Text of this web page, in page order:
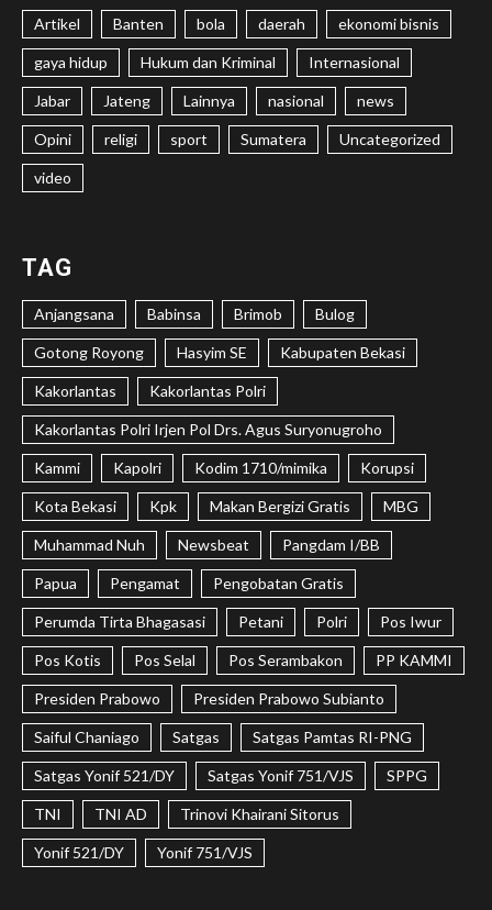
Artikel Banten bola daerah ekonomi bisnis
gaya hidup Hukum dan Kriminal Internasional
Jabar Jateng Lainnya nasional news
Opini religi sport Sumatera Uncategorized
video
TAG
Anjangsana Babinsa Brimob Bulog
Gotong Royong Hasyim SE Kabupaten Bekasi
Kakorlantas Kakorlantas Polri
Kakorlantas Polri Irjen Pol Drs. Agus Suryonugroho
Kammi Kapolri Kodim 1710/mimika Korupsi
Kota Bekasi Kpk Makan Bergizi Gratis MBG
Muhammad Nuh Newsbeat Pangdam I/BB
Papua Pengamat Pengobatan Gratis
Perumda Tirta Bhagasasi Petani Polri Pos Iwur
Pos Kotis Pos Selal Pos Serambakon PP KAMMI
Presiden Prabowo Presiden Prabowo Subianto
Saiful Chaniago Satgas Satgas Pamtas RI-PNG
Satgas Yonif 521/DY Satgas Yonif 751/VJS SPPG
TNI TNI AD Trinovi Khairani Sitorus
Yonif 521/DY Yonif 751/VJS